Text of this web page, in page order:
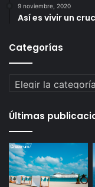
9 noviembre, 2020
Así es vivir un
Categorías
Categorías
Últimas